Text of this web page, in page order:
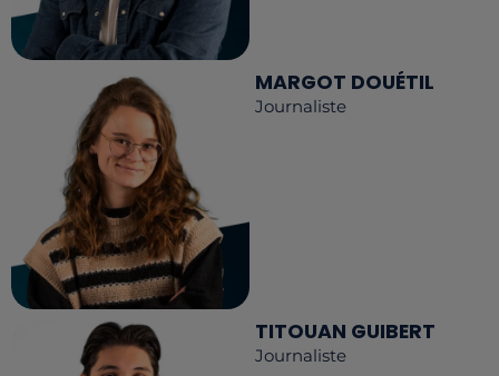
MARGOT DOUÉTIL
Journaliste
TITOUAN GUIBERT
Journaliste